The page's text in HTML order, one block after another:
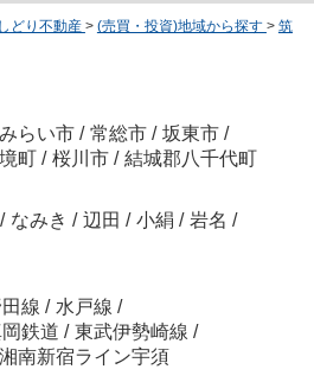
どり不動産 > (売買・投資)地域から探す > 筑
らい市 / 常総市 / 坂東市 /
町 / 桜川市 / 結城郡八千代町
/ なみき / 辺田 / 小絹 / 岩名 /
線 / 水戸線 /
鉄道 / 東武伊勢崎線 /
湘南新宿ライン宇須